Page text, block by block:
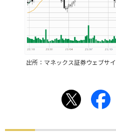
出所：マネックス証券ウェブサ